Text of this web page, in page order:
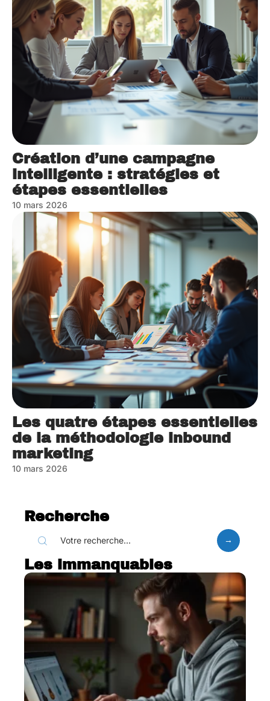
Création d’une campagne
intelligente : stratégies et
étapes essentielles
10 mars 2026
Les quatre étapes essentielles
de la méthodologie inbound
marketing
10 mars 2026
Recherche
Les immanquables